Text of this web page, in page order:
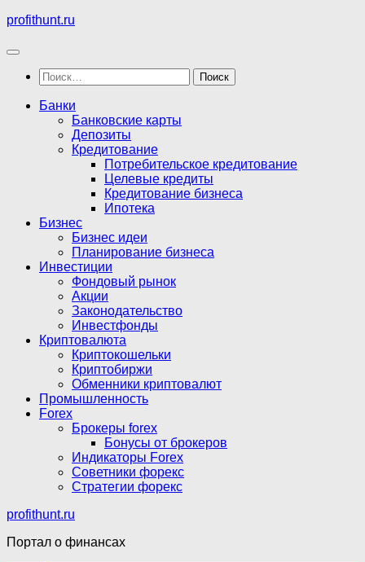
Перейти
содержимому
profithunt.ru
Найти:
Банки
Банковские карты
Депозиты
Кредитование
Потребительское кредитование
Целевые кредиты
Кредитование бизнеса
Ипотека
Бизнес
Бизнес идеи
Планирование бизнеса
Инвестиции
Фондовый рынок
Акции
Законодательство
Инвестфонды
Криптовалюта
Криптокошельки
Криптобиржи
Обменники криптовалют
Промышленность
Forex
Брокеры forex
Бонусы от брокеров
Индикаторы Forex
Советники форекс
Стратегии форекс
profithunt.ru
Портал о финансах